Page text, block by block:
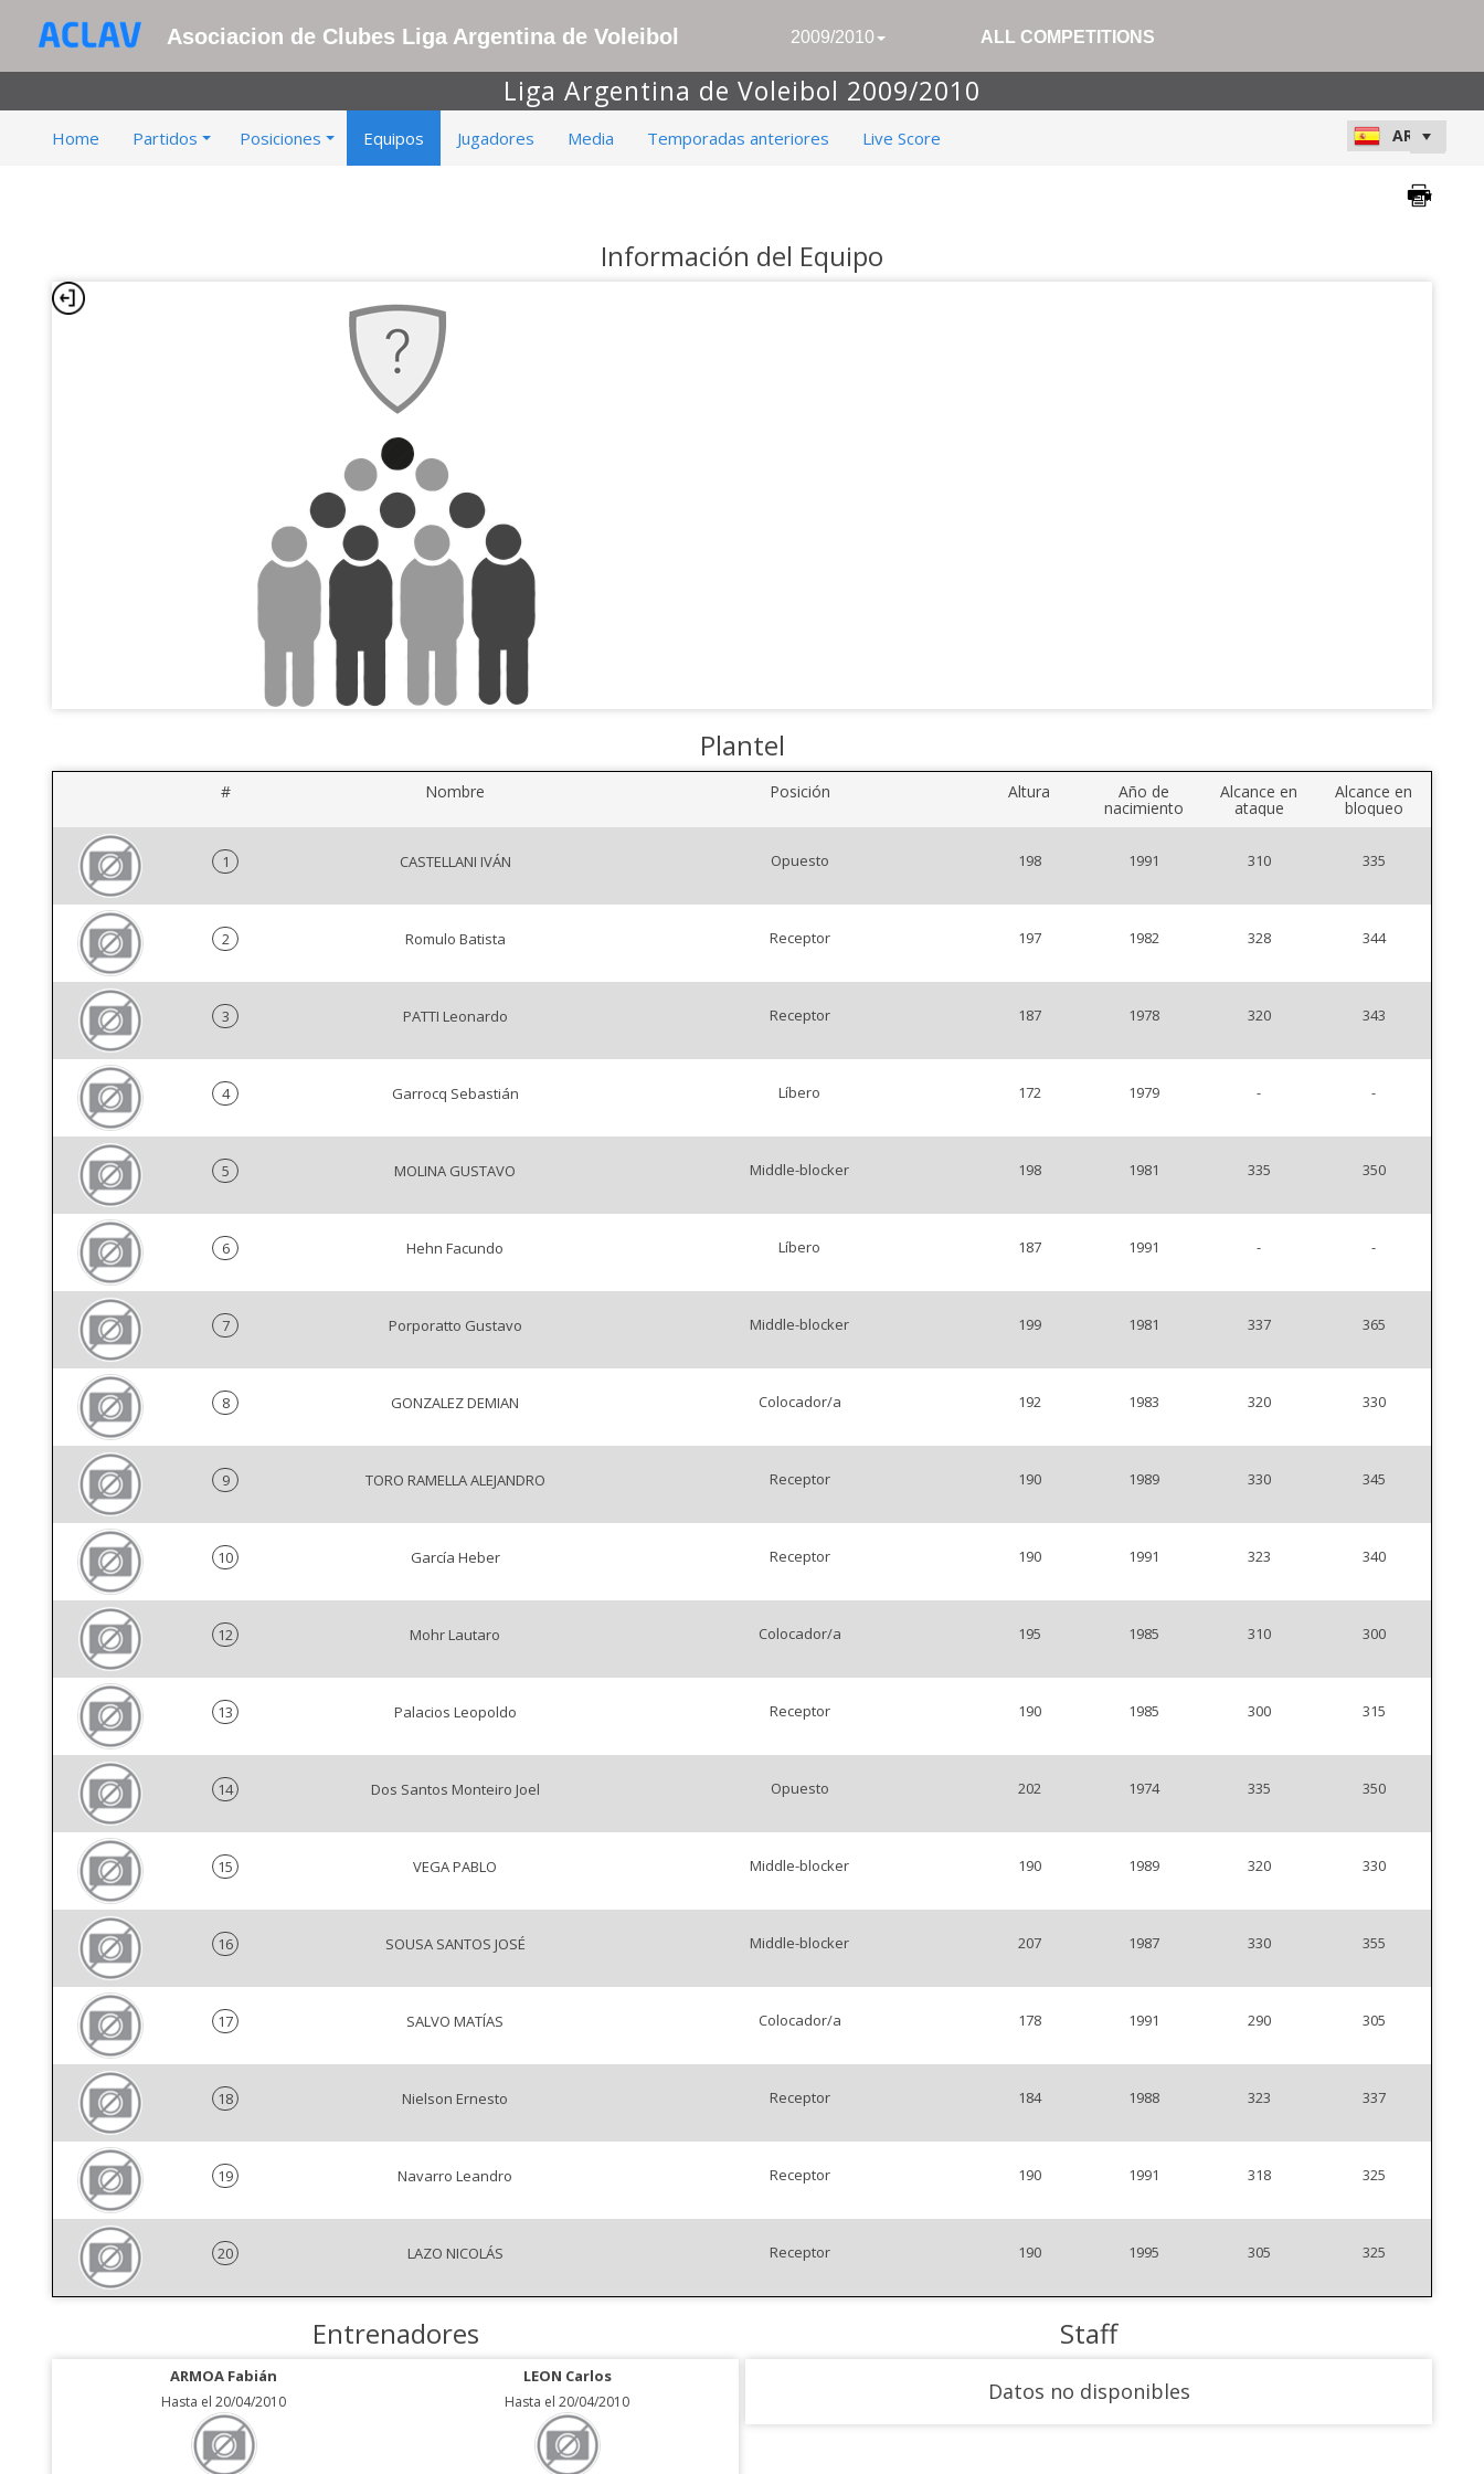
Asociacion de Clubes Liga Argentina de Voleibol 2009/2010 ALL COMPETITIONS
Liga Argentina de Voleibol 2009/2010
Home Partidos Posiciones Equipos Jugadores Media Temporadas anteriores Live Score
Información del Equipo
Plantel
# Nombre Posición Altura Año de
nacimiento
Alcance en
ataque
Alcance en
bloqueo
1 CASTELLANI IVÁN Opuesto 198 1991 310 335
2 Romulo Batista Receptor 197 1982 328 344
3 PATTI Leonardo Receptor 187 1978 320 343
4 Garrocq Sebastián Líbero 172 1979 - -
5 MOLINA GUSTAVO Middle-blocker 198 1981 335 350
6 Hehn Facundo Líbero 187 1991 - -
7 Porporatto Gustavo Middle-blocker 199 1981 337 365
8 GONZALEZ DEMIAN Colocador/a 192 1983 320 330
9 TORO RAMELLA ALEJANDRO Receptor 190 1989 330 345
10 García Heber Receptor 190 1991 323 340
12 Mohr Lautaro Colocador/a 195 1985 310 300
13 Palacios Leopoldo Receptor 190 1985 300 315
14 Dos Santos Monteiro Joel Opuesto 202 1974 335 350
15 VEGA PABLO Middle-blocker 190 1989 320 330
16 SOUSA SANTOS JOSÉ Middle-blocker 207 1987 330 355
17 SALVO MATÍAS Colocador/a 178 1991 290 305
18 Nielson Ernesto Receptor 184 1988 323 337
19 Navarro Leandro Receptor 190 1991 318 325
20 LAZO NICOLÁS Receptor 190 1995 305 325
Entrenadores
ARMOA Fabián
Hasta el 20/04/2010
LEON Carlos
Hasta el 20/04/2010
Staff
Datos no disponibles